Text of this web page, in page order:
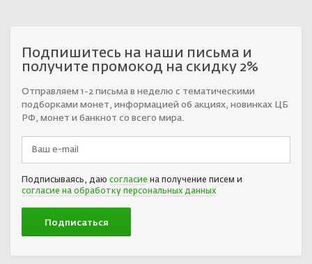
Подпишитесь на наши письма и
получите промокод на скидку 2%
Отправляем 1-2 письма в неделю с тематическими
подборками монет, информацией об акциях, новинках ЦБ
РФ, монет и банкнот со всего мира.
Подписываясь, даю согласие на получение писем и
согласие на обработку персональных данных